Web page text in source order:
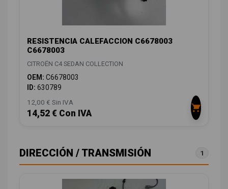
RESISTENCIA CALEFACCION C6678003
C6678003
CITROËN C4 SEDAN COLLECTION
OEM: C6678003
ID: 630789
12,00 € Sin IVA
14,52 € Con IVA
DIRECCIÓN / TRANSMISIÓN 1